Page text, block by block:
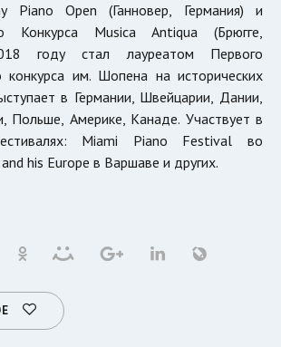
Piano Open (Ганновер, Германия) и
Конкурса Musica Antiqua (Брюгге,
году стал лауреатом Первого
конкурса им. Шопена на исторических
в Германии, Швейцарии, Дании,
Польше, Америке, Канаде. Участвует в
Miami Piano Festival во
his Europe в Варшаве и других.